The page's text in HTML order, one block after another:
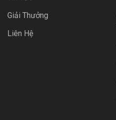
Giải Thưởng
Liên Hệ